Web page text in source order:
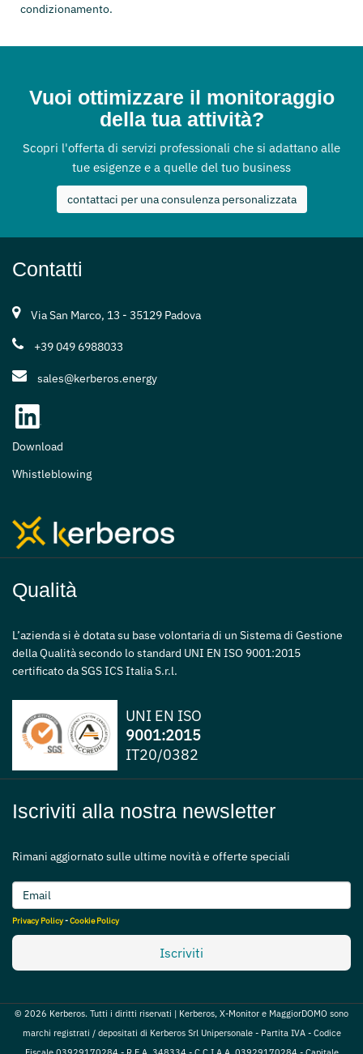
condizionamento.
Vuoi ottimizzare il monitoraggio
della tua attività?
Scopri l'offerta di servizi professionali che si adattano alle
tue esigenze e a quelle del tuo business
contattaci per una consulenza personalizzata
Contatti
Via San Marco, 13 - 35129 Padova
+39 049 6988033
sales@kerberos.energy
Download
Whistleblowing
Qualità
L’azienda si è dotata su base volontaria di un Sistema di Gestione
della Qualità secondo lo standard UNI EN ISO 9001:2015
certificato da SGS ICS Italia S.r.l.
UNI EN ISO
9001:2015
IT20/0382
Iscriviti alla nostra newsletter
Rimani aggiornato sulle ultime novità e offerte speciali
Privacy Policy-Cookie Policy
Iscriviti
© 2026 Kerberos. Tutti i diritti riservati | Kerberos, X-Monitor e MaggiorDOMO sono
marchi registrati / depositati di Kerberos Srl Unipersonale - Partita IVA - Codice